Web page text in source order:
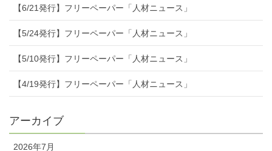
【6/21発行】フリーペーパー「人材ニュース」
【5/24発行】フリーペーパー「人材ニュース」
【5/10発行】フリーペーパー「人材ニュース」
【4/19発行】フリーペーパー「人材ニュース」
アーカイブ
2026年7月